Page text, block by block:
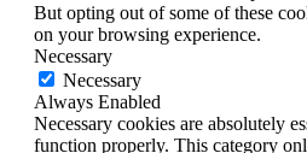
But opting out of some of these
on your browsing experience.
Necessary
Necessary
Always Enabled
Necessary cookies are absolutely
function properly. This category